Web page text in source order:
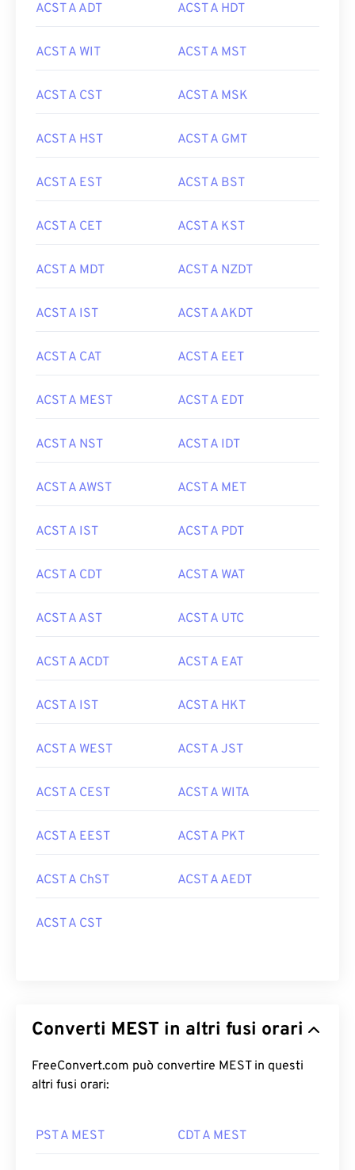
ACST A ADT ACST A HDT
ACST A WIT ACST A MST
ACST A CST ACST A MSK
ACST A HST ACST A GMT
ACST A EST ACST A BST
ACST A CET ACST A KST
ACST A MDT ACST A NZDT
ACST A IST ACST A AKDT
ACST A CAT ACST A EET
ACST A MEST ACST A EDT
ACST A NST ACST A IDT
ACST A AWST ACST A MET
ACST A IST ACST A PDT
ACST A CDT ACST A WAT
ACST A AST ACST A UTC
ACST A ACDT ACST A EAT
ACST A IST ACST A HKT
ACST A WEST ACST A JST
ACST A CEST ACST A WITA
ACST A EEST ACST A PKT
ACST A ChST ACST A AEDT
ACST A CST
Converti MEST in altri fusi orari
FreeConvert.com può convertire MEST in questi
altri fusi orari:
PST A MEST CDT A MEST